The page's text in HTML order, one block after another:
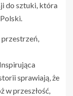
do sztuki, która
przestrzeń,
sprawiają, że
w przeszłość,